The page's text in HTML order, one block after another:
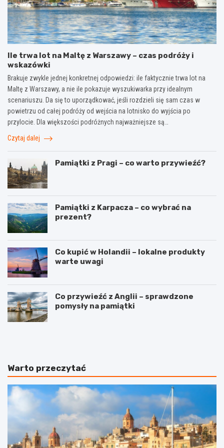
Ile trwa lot na Maltę z Warszawy – czas podróży i
wskazówki
Brakuje zwykle jednej konkretnej odpowiedzi: ile faktycznie trwa lot na
Maltę z Warszawy, a nie ile pokazuje wyszukiwarka przy idealnym
scenariuszu. Da się to uporządkować, jeśli rozdzieli się sam czas w
powietrzu od całej podróży od wejścia na lotnisko do wyjścia po
przylocie. Dla większości podróżnych najważniejsze są…
Czytaj dalej
Pamiątki z Pragi – co warto przywieźć?
Pamiątki z Karpacza – co wybrać na
prezent?
Co kupić w Holandii – lokalne produkty
warte uwagi
Co przywieźć z Anglii – sprawdzone
pomysły na pamiątki
T
l
o
t
ó
w
a
r
W
k
o
w
y
Z
z
i
Warto przeczytać